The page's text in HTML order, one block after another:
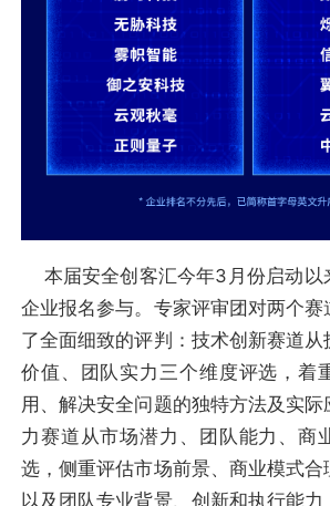
本届安全创客汇今年3月份启动以
企业报名参与。专家评审团对两个
了全面细致的评判：技术创新赛道从
价值、团队实力三个维度评选，着
用、解决安全问题的独特方法及实
力赛道从市场潜力、团队能力、商
选，侧重评估市场前景、商业模式合
以及团队专业背景、创新和执行能